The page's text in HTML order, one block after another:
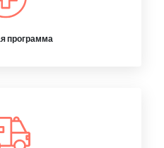
программа